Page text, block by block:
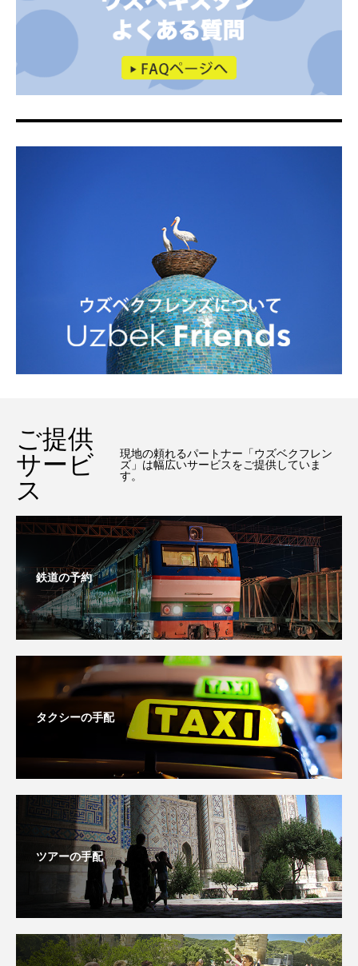
ご提供
サービ
ス
現地の頼れるパートナー「ウズベクフレン
ズ」は幅広いサービスをご提供していま
す。
鉄道の予約
タクシーの手配
ツアーの手配